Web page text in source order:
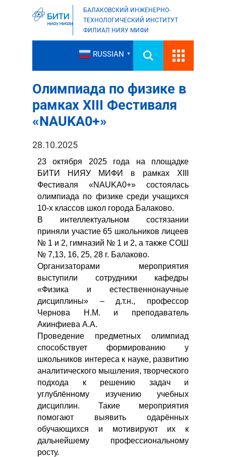
БАЛАКОВСКИЙ ИНЖЕНЕРНО-
ТЕХНОЛОГИЧЕСКИЙ ИНСТИТУТ
ФИЛИАЛ НИЯУ МИФИ
RUSSIAN ▼
Олимпиада по физике в
рамках XIII Фестиваля
«NAUKA0+»
28.10.2025
23 октября 2025 года на площадке
БИТИ НИЯУ МИФИ в рамках XIII
Фестиваля «NAUKA0+» состоялась
олимпиада по физике среди учащихся
10-х классов школ города Балаково.
В интеллектуальном состязании
приняли участие 65 школьников лицеев
№ 1 и 2, гимназий № 1 и 2, а также СОШ
№ 7,13, 16, 25, 28 г. Балаково.
Организаторами мероприятия
выступили сотрудники кафедры
«Физика и естественнонаучные
дисциплины» – д.т.н., профессор
Чернова Н.М. и преподаватель
Акинфиева А.А.
Проведение предметных олимпиад
способствует формированию у
школьников интереса к науке, развитию
аналитического мышления, творческого
подхода к решению задач и
углублённому изучению учебных
дисциплин. Такие мероприятия
помогают выявить одарённых
обучающихся и мотивируют их к
дальнейшему профессиональному
росту.